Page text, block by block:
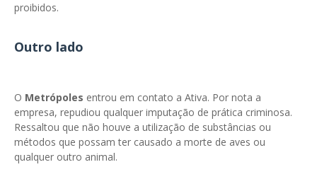
proibidos.
Outro lado
O Metrópoles entrou em contato a Ativa. Por nota a
empresa, repudiou qualquer imputação de prática criminosa.
Ressaltou que não houve a utilização de substâncias ou
métodos que possam ter causado a morte de aves ou
qualquer outro animal.